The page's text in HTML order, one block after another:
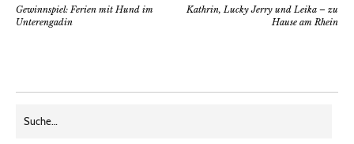
Gewinnspiel: Ferien mit Hund im
Unterengadin
Kathrin, Lucky Jerry und Leika – zu
Hause am Rhein